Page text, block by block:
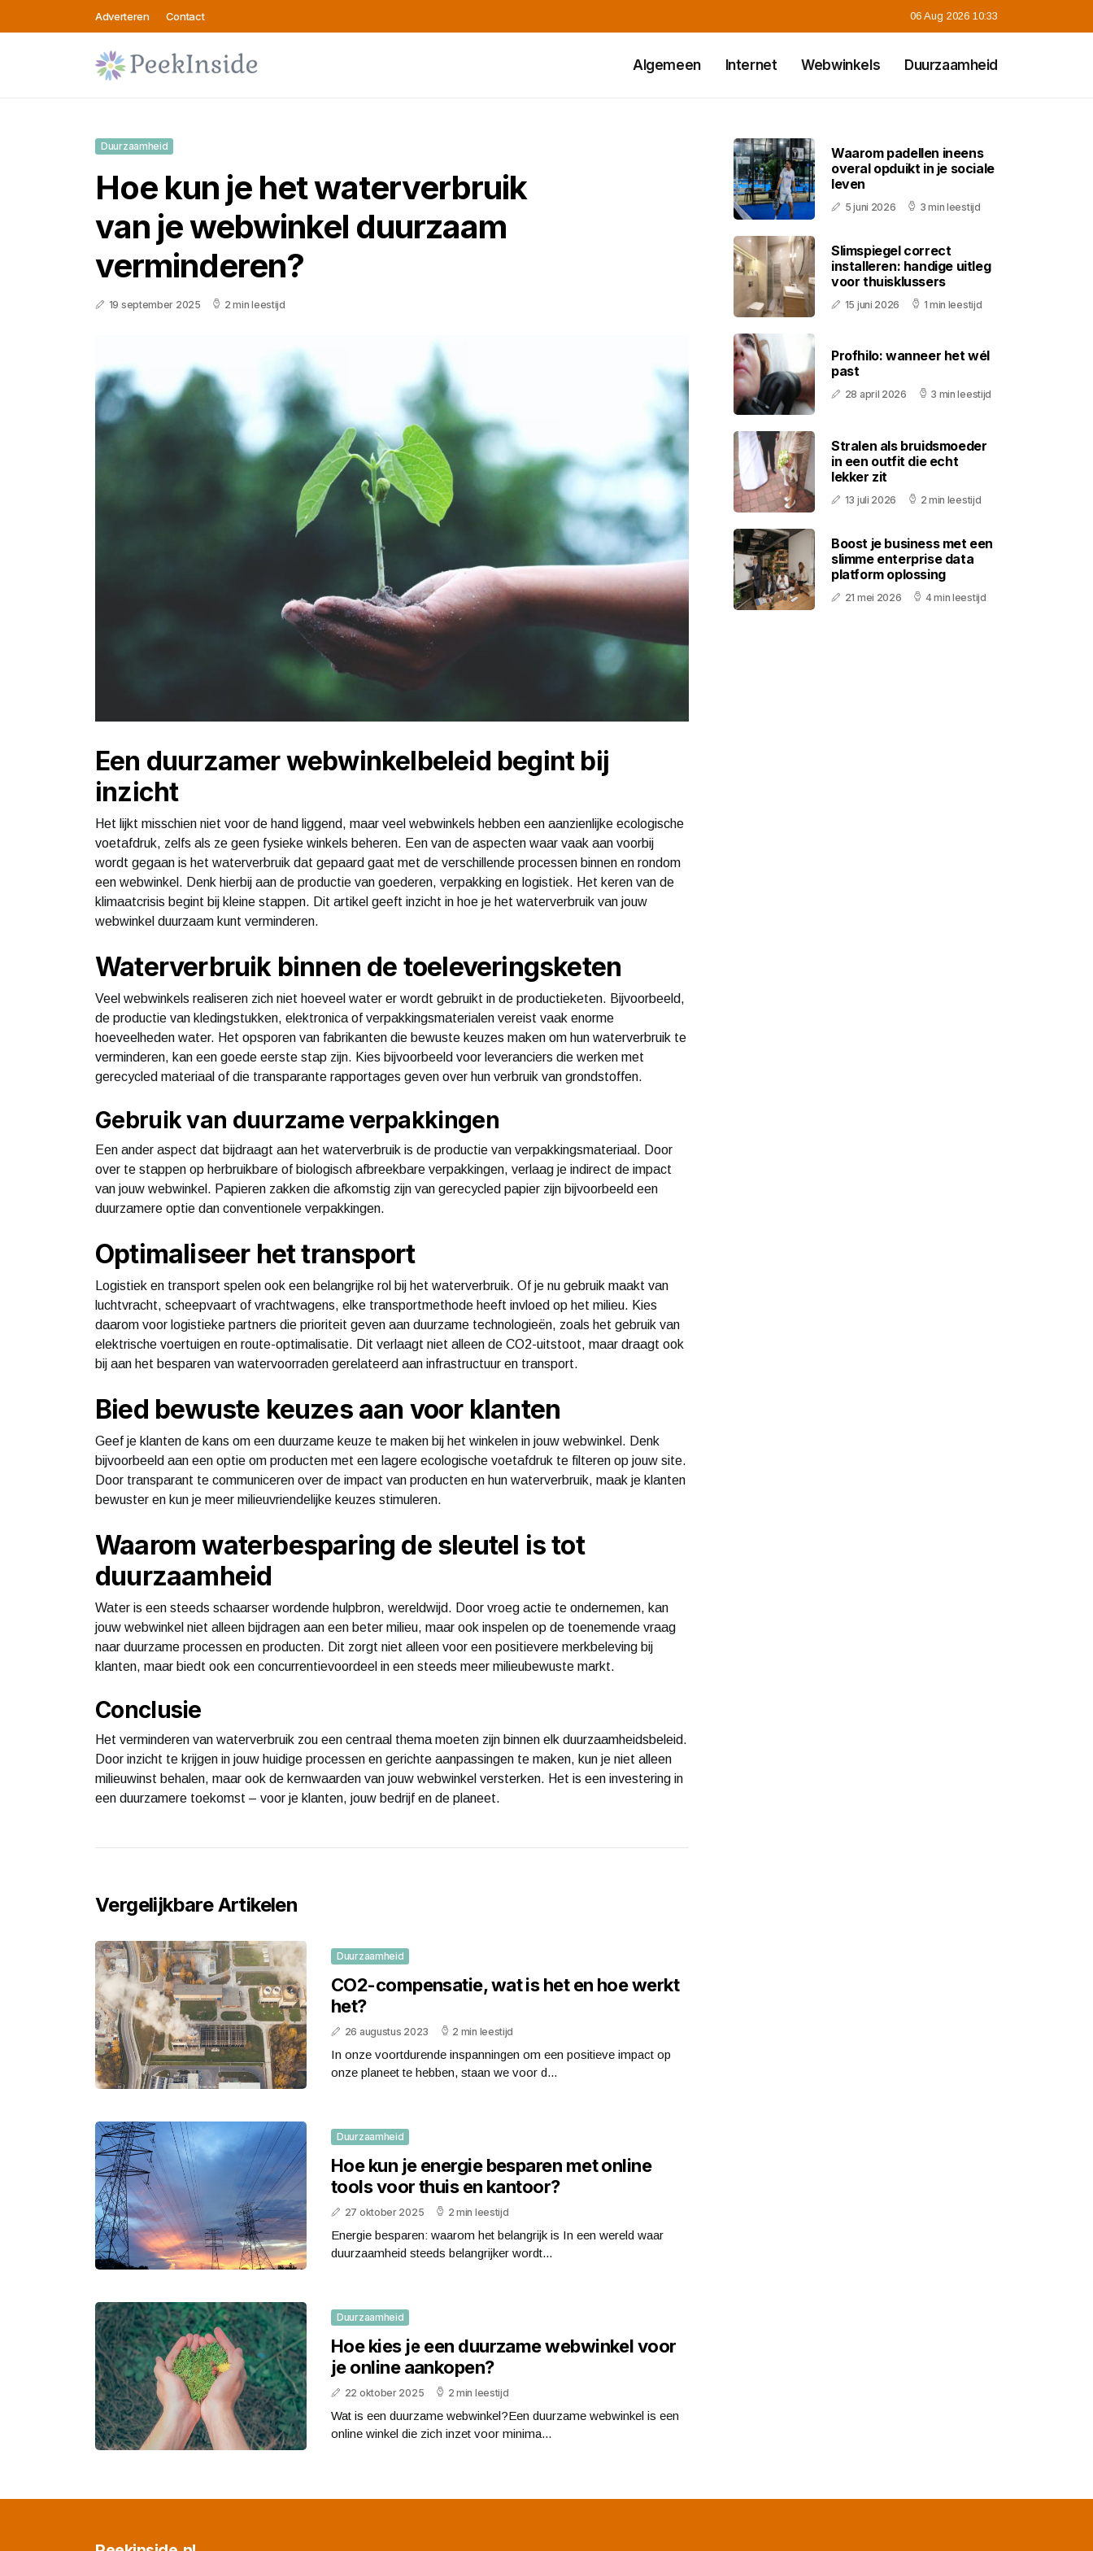
Adverteren Contact 06 Aug 2026 10:33
Algemeen Internet Webwinkels Duurzaamheid
Duurzaamheid
Hoe kun je het waterverbruik
van je webwinkel duurzaam
verminderen?
19 september 2025 2 min leestijd
Een duurzamer webwinkelbeleid begint bij
inzicht
Het lijkt misschien niet voor de hand liggend, maar veel webwinkels hebben een aanzienlijke ecologische
voetafdruk, zelfs als ze geen fysieke winkels beheren. Een van de aspecten waar vaak aan voorbij
wordt gegaan is het waterverbruik dat gepaard gaat met de verschillende processen binnen en rondom
een webwinkel. Denk hierbij aan de productie van goederen, verpakking en logistiek. Het keren van de
klimaatcrisis begint bij kleine stappen. Dit artikel geeft inzicht in hoe je het waterverbruik van jouw
webwinkel duurzaam kunt verminderen.
Waterverbruik binnen de toeleveringsketen
Veel webwinkels realiseren zich niet hoeveel water er wordt gebruikt in de productieketen. Bijvoorbeeld,
de productie van kledingstukken, elektronica of verpakkingsmaterialen vereist vaak enorme
hoeveelheden water. Het opsporen van fabrikanten die bewuste keuzes maken om hun waterverbruik te
verminderen, kan een goede eerste stap zijn. Kies bijvoorbeeld voor leveranciers die werken met
gerecycled materiaal of die transparante rapportages geven over hun verbruik van grondstoffen.
Gebruik van duurzame verpakkingen
Een ander aspect dat bijdraagt aan het waterverbruik is de productie van verpakkingsmateriaal. Door
over te stappen op herbruikbare of biologisch afbreekbare verpakkingen, verlaag je indirect de impact
van jouw webwinkel. Papieren zakken die afkomstig zijn van gerecycled papier zijn bijvoorbeeld een
duurzamere optie dan conventionele verpakkingen.
Optimaliseer het transport
Logistiek en transport spelen ook een belangrijke rol bij het waterverbruik. Of je nu gebruik maakt van
luchtvracht, scheepvaart of vrachtwagens, elke transportmethode heeft invloed op het milieu. Kies
daarom voor logistieke partners die prioriteit geven aan duurzame technologieën, zoals het gebruik van
elektrische voertuigen en route-optimalisatie. Dit verlaagt niet alleen de CO2-uitstoot, maar draagt ook
bij aan het besparen van watervoorraden gerelateerd aan infrastructuur en transport.
Bied bewuste keuzes aan voor klanten
Geef je klanten de kans om een duurzame keuze te maken bij het winkelen in jouw webwinkel. Denk
bijvoorbeeld aan een optie om producten met een lagere ecologische voetafdruk te filteren op jouw site.
Door transparant te communiceren over de impact van producten en hun waterverbruik, maak je klanten
bewuster en kun je meer milieuvriendelijke keuzes stimuleren.
Waarom waterbesparing de sleutel is tot
duurzaamheid
Water is een steeds schaarser wordende hulpbron, wereldwijd. Door vroeg actie te ondernemen, kan
jouw webwinkel niet alleen bijdragen aan een beter milieu, maar ook inspelen op de toenemende vraag
naar duurzame processen en producten. Dit zorgt niet alleen voor een positievere merkbeleving bij
klanten, maar biedt ook een concurrentievoordeel in een steeds meer milieubewuste markt.
Conclusie
Het verminderen van waterverbruik zou een centraal thema moeten zijn binnen elk duurzaamheidsbeleid.
Door inzicht te krijgen in jouw huidige processen en gerichte aanpassingen te maken, kun je niet alleen
milieuwinst behalen, maar ook de kernwaarden van jouw webwinkel versterken. Het is een investering in
een duurzamere toekomst – voor je klanten, jouw bedrijf en de planeet.
Vergelijkbare Artikelen
Duurzaamheid
CO2-compensatie, wat is het en hoe werkt
het?
26 augustus 2023 2 min leestijd
In onze voortdurende inspanningen om een positieve impact op
onze planeet te hebben, staan we voor d...
Duurzaamheid
Hoe kun je energie besparen met online
tools voor thuis en kantoor?
27 oktober 2025 2 min leestijd
Energie besparen: waarom het belangrijk is In een wereld waar
duurzaamheid steeds belangrijker wordt...
Duurzaamheid
Hoe kies je een duurzame webwinkel voor
je online aankopen?
22 oktober 2025 2 min leestijd
Wat is een duurzame webwinkel?Een duurzame webwinkel is een
online winkel die zich inzet voor minima...
Waarom padellen ineens
overal opduikt in je sociale
leven
5 juni 2026 3 min leestijd
Slimspiegel correct
installeren: handige uitleg
voor thuisklussers
15 juni 2026 1 min leestijd
Profhilo: wanneer het wél
past
28 april 2026 3 min leestijd
Stralen als bruidsmoeder
in een outfit die echt
lekker zit
13 juli 2026 2 min leestijd
Boost je business met een
slimme enterprise data
platform oplossing
21 mei 2026 4 min leestijd